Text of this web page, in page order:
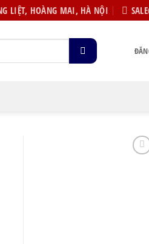
LIỆT, HOÀNG MAI, HÀ NỘI